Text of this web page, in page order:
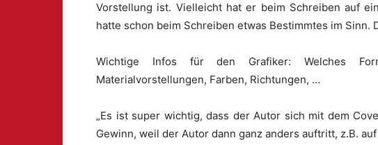
Vorstellung ist. Vielleicht hat er beim Schreiben auf
hatte schon beim Schreiben etwas Bestimmtes im Sinn.
Wichtige Infos für den Grafiker: Welches
Materialvorstellungen, Farben, Richtungen, …
„Es ist super wichtig, dass der Autor sich mit dem
Gewinn, weil der Autor dann ganz anders auftritt, z.B.